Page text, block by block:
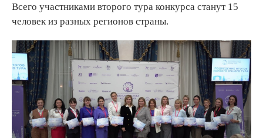
Всего участниками второго тура конкурса станут 15
человек из разных регионов страны.